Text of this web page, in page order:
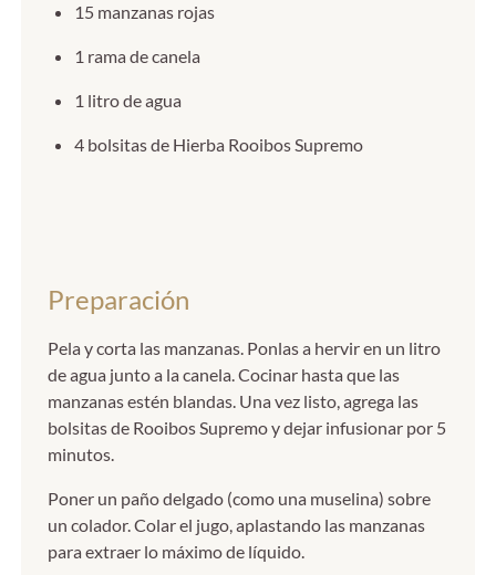
15 manzanas rojas
1 rama de canela
1 litro de agua
4 bolsitas de Hierba Rooibos Supremo
Preparación
Pela y corta las manzanas. Ponlas a hervir en un litro
de agua junto a la canela. Cocinar hasta que las
manzanas estén blandas. Una vez listo, agrega las
bolsitas de Rooibos Supremo y dejar infusionar por 5
minutos.
Poner un paño delgado (como una muselina) sobre
un colador. Colar el jugo, aplastando las manzanas
para extraer lo máximo de líquido.